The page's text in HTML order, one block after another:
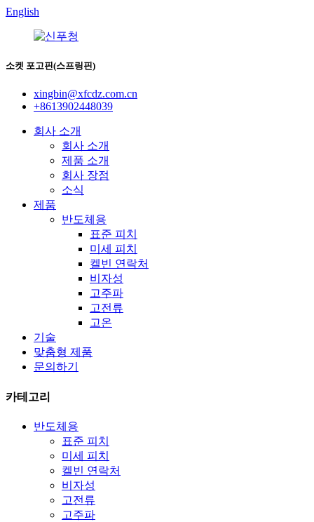
English
소켓 포고핀(스프링핀)
xingbin@xfcdz.com.cn
+8613902448039
회사 소개
회사 소개
제품 소개
회사 장점
소식
제품
반도체용
표준 피치
미세 피치
켈빈 연락처
비자성
고주파
고전류
고온
기술
맞춤형 제품
문의하기
카테고리
반도체용
표준 피치
미세 피치
켈빈 연락처
비자성
고전류
고주파